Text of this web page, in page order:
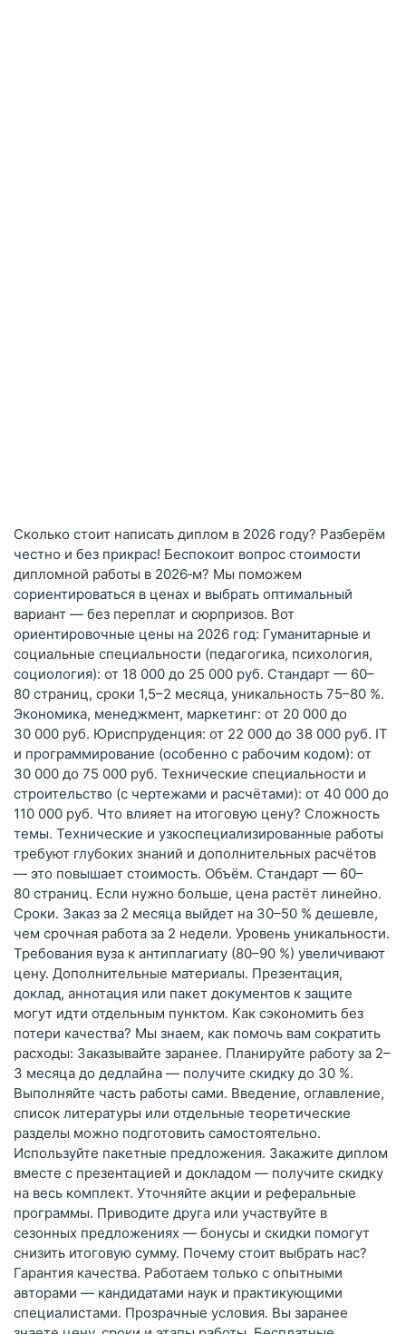
Сколько стоит написать диплом в 2026 году? Разберём
честно и без прикрас! Беспокоит вопрос стоимости
дипломной работы в 2026‑м? Мы поможем
сориентироваться в ценах и выбрать оптимальный
вариант — без переплат и сюрпризов. Вот
ориентировочные цены на 2026 год: Гуманитарные и
социальные специальности (педагогика, психология,
социология): от 18 000 до 25 000 руб. Стандарт — 60–
80 страниц, сроки 1,5–2 месяца, уникальность 75–80 %.
Экономика, менеджмент, маркетинг: от 20 000 до
30 000 руб. Юриспруденция: от 22 000 до 38 000 руб. IT
и программирование (особенно с рабочим кодом): от
30 000 до 75 000 руб. Технические специальности и
строительство (с чертежами и расчётами): от 40 000 до
110 000 руб. Что влияет на итоговую цену? Сложность
темы. Технические и узкоспециализированные работы
требуют глубоких знаний и дополнительных расчётов
— это повышает стоимость. Объём. Стандарт — 60–
80 страниц. Если нужно больше, цена растёт линейно.
Сроки. Заказ за 2 месяца выйдет на 30–50 % дешевле,
чем срочная работа за 2 недели. Уровень уникальности.
Требования вуза к антиплагиату (80–90 %) увеличивают
цену. Дополнительные материалы. Презентация,
доклад, аннотация или пакет документов к защите
могут идти отдельным пунктом. Как сэкономить без
потери качества? Мы знаем, как помочь вам сократить
расходы: Заказывайте заранее. Планируйте работу за 2–
3 месяца до дедлайна — получите скидку до 30 %.
Выполняйте часть работы сами. Введение, оглавление,
список литературы или отдельные теоретические
разделы можно подготовить самостоятельно.
Используйте пакетные предложения. Закажите диплом
вместе с презентацией и докладом — получите скидку
на весь комплект. Уточняйте акции и реферальные
программы. Приводите друга или участвуйте в
сезонных предложениях — бонусы и скидки помогут
снизить итоговую сумму. Почему стоит выбрать нас?
Гарантия качества. Работаем только с опытными
авторами — кандидатами наук и практикующими
специалистами. Прозрачные условия. Вы заранее